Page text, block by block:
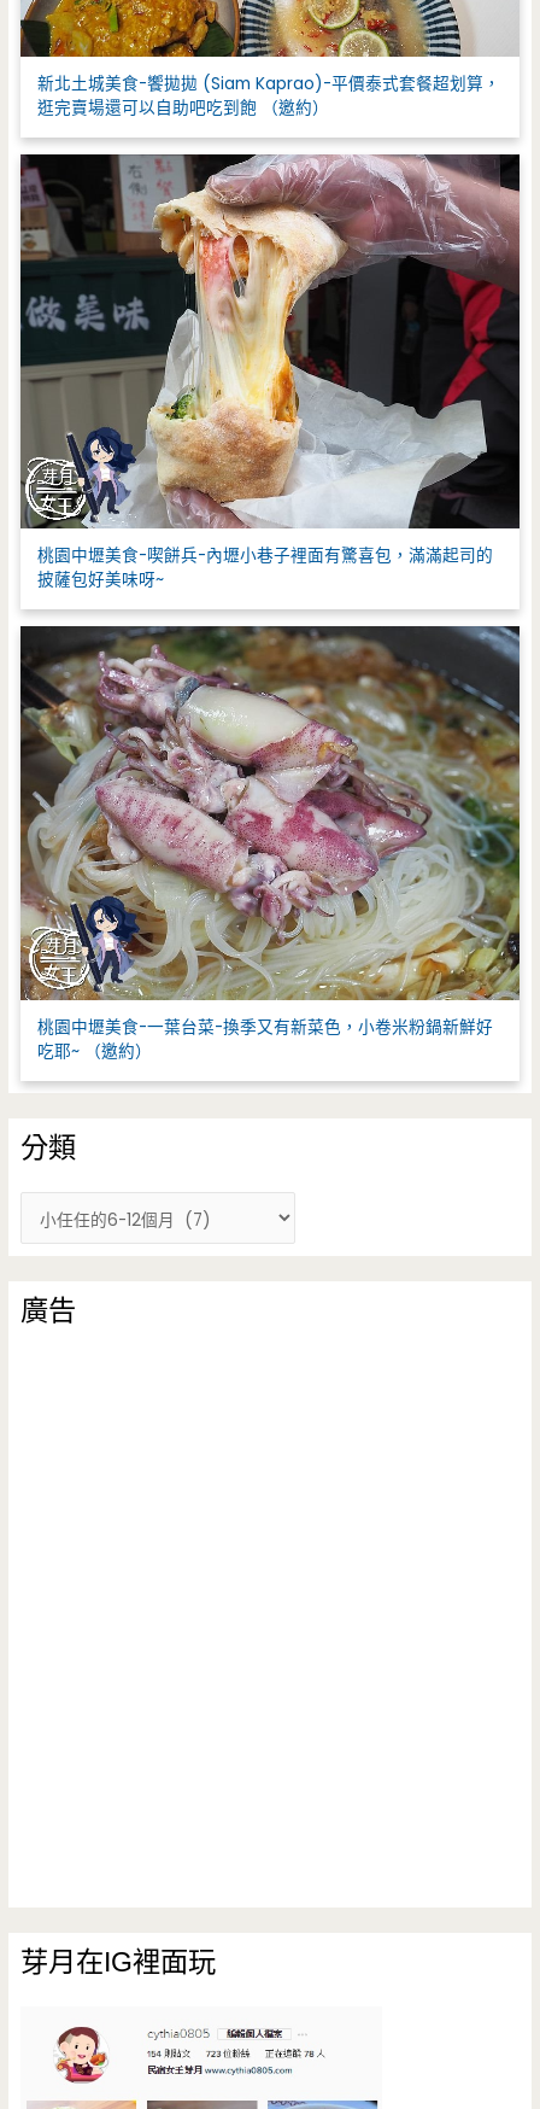
新北土城美食-饗拋拋 (Siam Kaprao)-平價泰式套餐超划算，
逛完賣場還可以自助吧吃到飽 （邀約）
桃園中壢美食-喫餅兵-內壢小巷子裡面有驚喜包，滿滿起司的
披薩包好美味呀~
桃園中壢美食-一葉台菜-換季又有新菜色，小卷米粉鍋新鮮好
吃耶~ （邀約）
分類
類
廣告
芽月在IG裡面玩